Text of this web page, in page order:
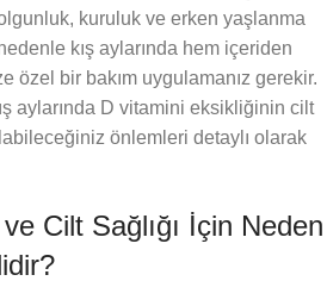
kuruluk ve erken yaşlanma
kış aylarında hem içeriden
özel bir bakım uygulamanız gerekir.
aylarında D vitamini eksikliğinin cilt
önlemleri detaylı olarak
Cilt Sağlığı İçin Neden